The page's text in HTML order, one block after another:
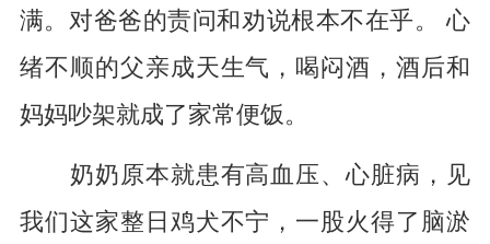
满。对爸爸的责问和劝说根本不在乎。 心
绪不顺的父亲成天生气，喝闷酒，酒后和
妈妈吵架就成了家常便饭。
奶奶原本就患有高血压、心脏病，见
我们这家整日鸡犬不宁，一股火得了脑淤